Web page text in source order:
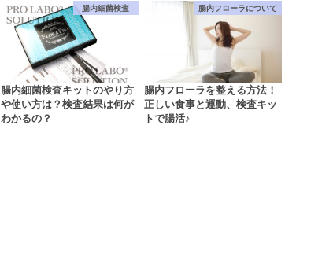
腸内細菌検査
腸内細菌検査キットのやり方
や使い方は？検査結果は何が
わかるの？
腸内フローラについて
腸内フローラを整える方法！
正しい食事と運動、検査キッ
トで腸活♪